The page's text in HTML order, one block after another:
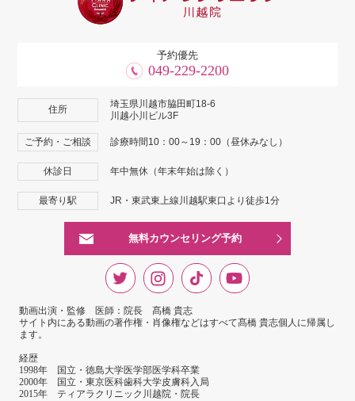
予約優先
049-229-2200
住所
埼玉県川越市脇田町18-6
川越小川ビル3F
ご予約・ご相談 診療時間10：00～19：00（昼休みなし）
休診日 年中無休（年末年始は除く）
最寄り駅 JR・東武東上線川越駅東口より徒歩1分
無料カウンセリング予約
動画出演・監修 医師：院長 髙橋 貴志
サイト内にある動画の著作権・肖像権などはすべて髙橋 貴志個人に帰属し
ます。
経歴
1998年 国立・徳島大学医学部医学科卒業
2000年 国立・東京医科歯科大学皮膚科入局
2015年 ティアラクリニック川越院・院長